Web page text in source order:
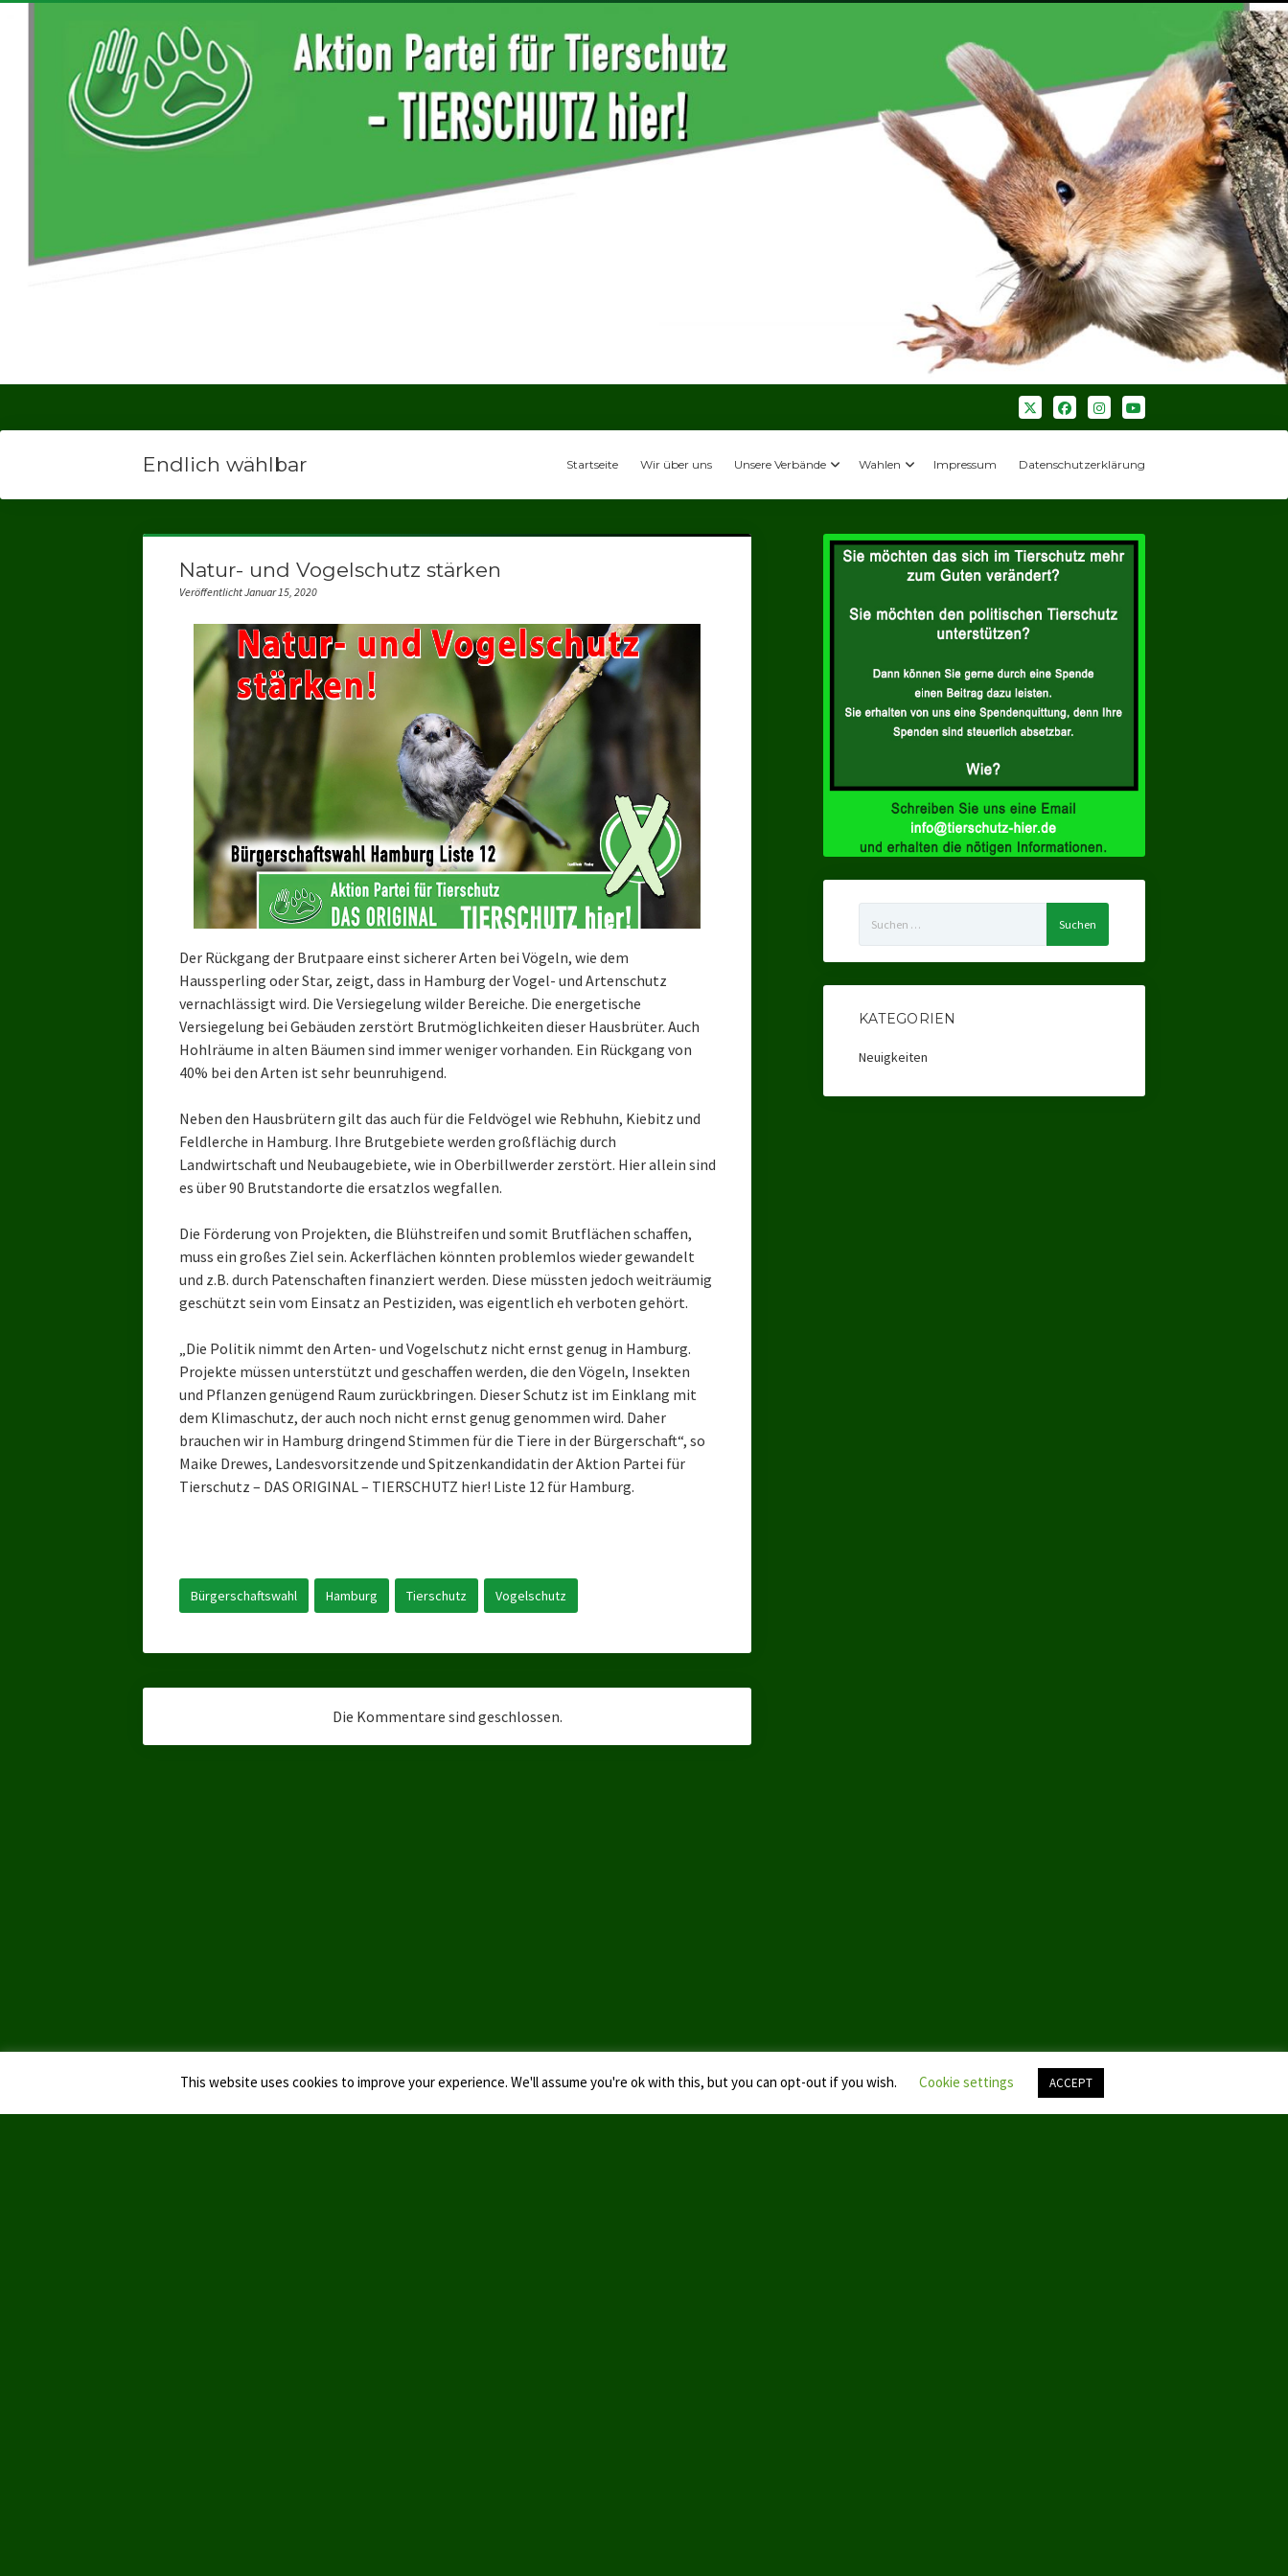
Endlich wählbar Startseite Wir über uns Unsere Verbände Wahlen Impressum Datenschutzerklärung
Natur- und Vogelschutz stärken
Veröffentlicht Januar 15, 2020
Der Rückgang der Brutpaare einst sicherer Arten bei Vögeln, wie dem
Haussperling oder Star, zeigt, dass in Hamburg der Vogel- und Artenschutz
vernachlässigt wird. Die Versiegelung wilder Bereiche. Die energetische
Versiegelung bei Gebäuden zerstört Brutmöglichkeiten dieser Hausbrüter. Auch
Hohlräume in alten Bäumen sind immer weniger vorhanden. Ein Rückgang von
40% bei den Arten ist sehr beunruhigend.
Neben den Hausbrütern gilt das auch für die Feldvögel wie Rebhuhn, Kiebitz und
Feldlerche in Hamburg. Ihre Brutgebiete werden großflächig durch
Landwirtschaft und Neubaugebiete, wie in Oberbillwerder zerstört. Hier allein sind
es über 90 Brutstandorte die ersatzlos wegfallen.
Die Förderung von Projekten, die Blühstreifen und somit Brutflächen schaffen,
muss ein großes Ziel sein. Ackerflächen könnten problemlos wieder gewandelt
und z.B. durch Patenschaften finanziert werden. Diese müssten jedoch weiträumig
geschützt sein vom Einsatz an Pestiziden, was eigentlich eh verboten gehört.
„Die Politik nimmt den Arten- und Vogelschutz nicht ernst genug in Hamburg.
Projekte müssen unterstützt und geschaffen werden, die den Vögeln, Insekten
und Pflanzen genügend Raum zurückbringen. Dieser Schutz ist im Einklang mit
dem Klimaschutz, der auch noch nicht ernst genug genommen wird. Daher
brauchen wir in Hamburg dringend Stimmen für die Tiere in der Bürgerschaft“, so
Maike Drewes, Landesvorsitzende und Spitzenkandidatin der Aktion Partei für
Tierschutz – DAS ORIGINAL – TIERSCHUTZ hier! Liste 12 für Hamburg.
Bürgerschaftswahl Hamburg Tierschutz Vogelschutz
Die Kommentare sind geschlossen.
nach:
KATEGORIEN
Neuigkeiten
This website uses cookies to improve your experience. We'll assume you're ok with this, but you can opt-out if you wish. Cookie settings ACCEPT